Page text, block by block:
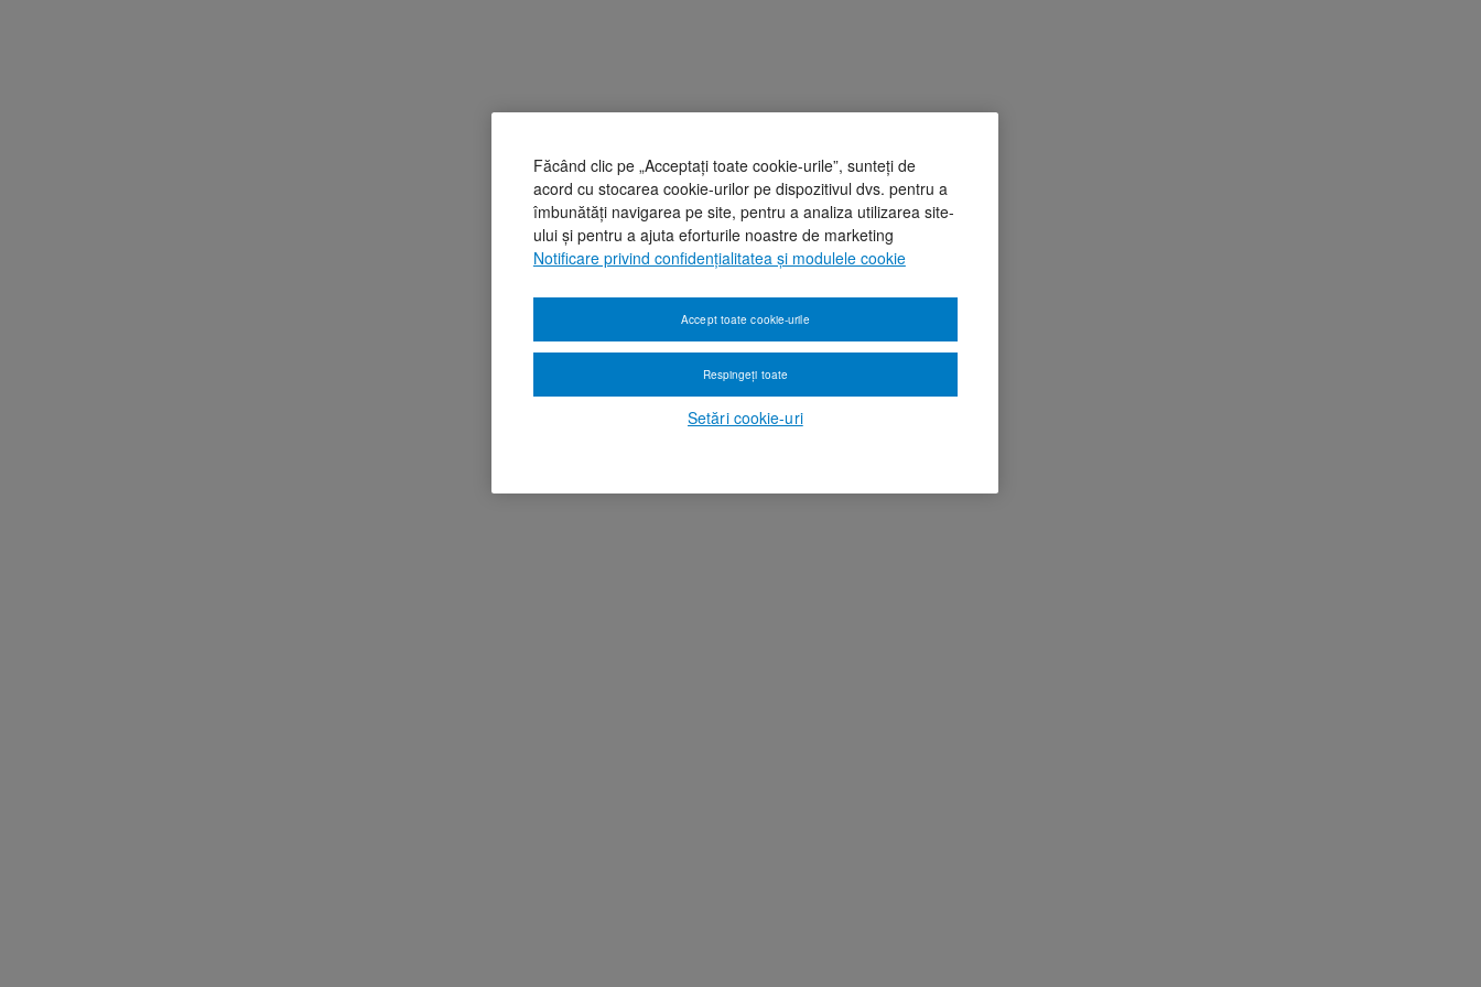
Făcând clic pe „Acceptați toate cookie-urile”, sunteți de
acord cu stocarea cookie-urilor pe dispozitivul dvs. pentru a
îmbunătăți navigarea pe site, pentru a analiza utilizarea site-
ului și pentru a ajuta eforturile noastre de marketing
Notificare privind confidențialitatea și modulele cookie
Setări cookie-uri
Respingeți toate
Accept toate cookie-urile